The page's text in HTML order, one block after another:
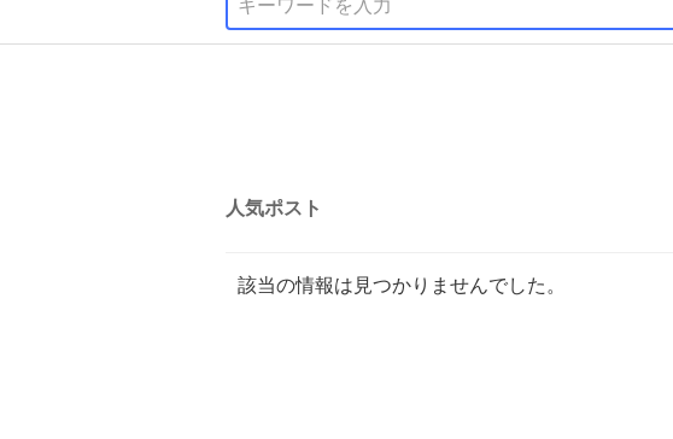
人気ポスト
該当の情報は見つかりませんでした。